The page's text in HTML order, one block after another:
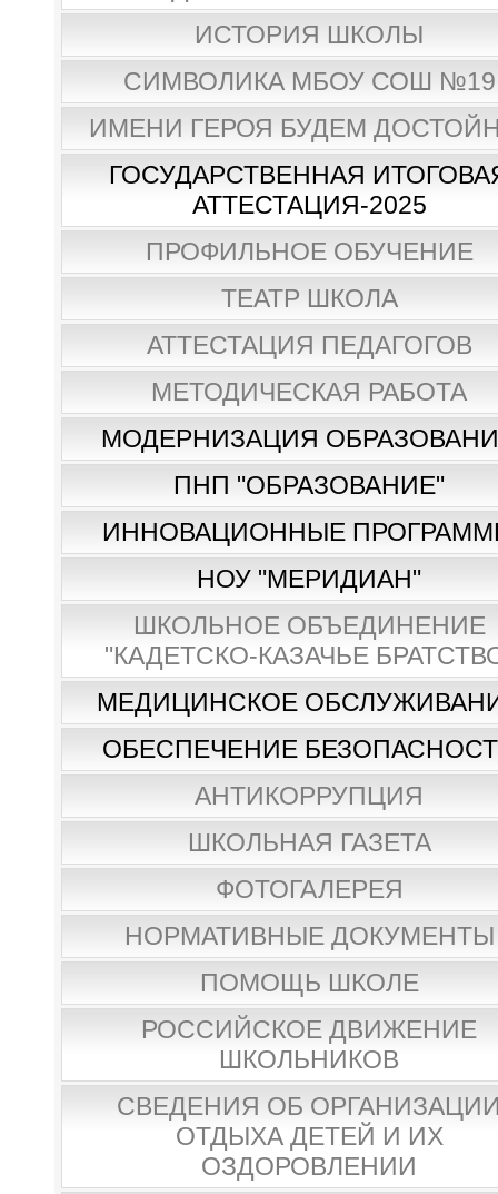
ИСТОРИЯ ШКОЛЫ
СИМВОЛИКА МБОУ СОШ №19
ИМЕНИ ГЕРОЯ БУДЕМ
ГОСУДАРСТВЕННАЯ
АТТЕСТАЦИЯ-2025
ПРОФИЛЬНОЕ ОБУЧЕНИЕ
ТЕАТР ШКОЛА
АТТЕСТАЦИЯ ПЕДАГОГОВ
МЕТОДИЧЕСКАЯ РАБОТА
МОДЕРНИЗАЦИЯ
ПНП "ОБРАЗОВАНИЕ"
ИННОВАЦИОННЫЕ
НОУ "МЕРИДИАН"
ШКОЛЬНОЕ ОБЪЕДИНЕНИЕ
"КАДЕТСКО-КАЗАЧЬЕ
МЕДИЦИНСКОЕ
ОБЕСПЕЧЕНИЕ
АНТИКОРРУПЦИЯ
ШКОЛЬНАЯ ГАЗЕТА
ФОТОГАЛЕРЕЯ
НОРМАТИВНЫЕ ДОКУМЕНТЫ
ПОМОЩЬ ШКОЛЕ
РОССИЙСКОЕ ДВИЖЕНИЕ
ШКОЛЬНИКОВ
СВЕДЕНИЯ ОБ
ОТДЫХА ДЕТЕЙ И ИХ
ОЗДОРОВЛЕНИИ